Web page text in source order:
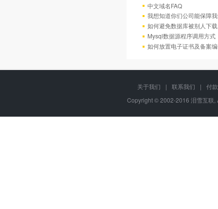
中文域名FAQ
我想知道你们公司能保障
如何避免数据库被别人下
Mysql数据源程序调用方
如何放置电子证书及备案
关于我们 | 联系我们 |
付
Copyright © 2002-2016 泪雪互